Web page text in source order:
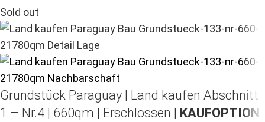
Sold out
Grundstück Paraguay | Land kaufen Abschnitt
1 – Nr.4 | 660qm | Erschlossen | KAUFOPTION